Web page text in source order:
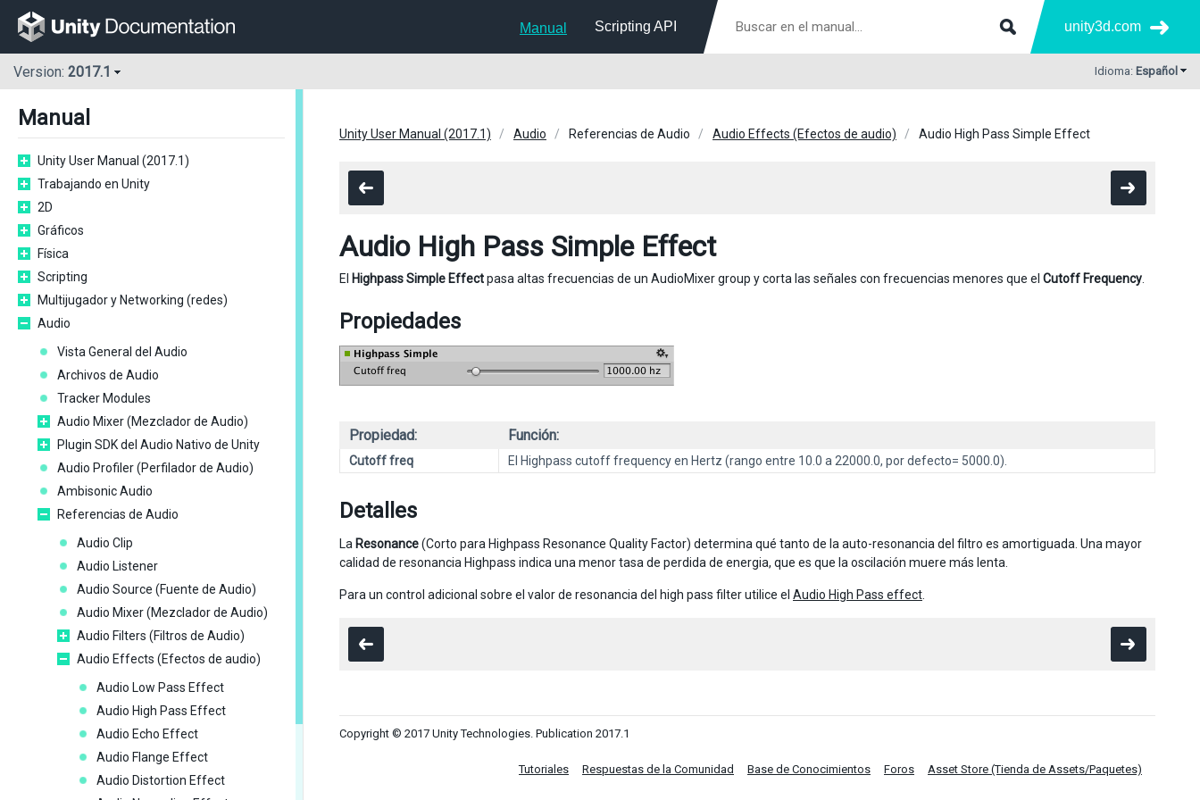
Manual Scripting API unity3d.com
Version: 2017.1 Idioma: Español
Manual
Unity User Manual (2017.1)
Trabajando en Unity
2D
Gráficos
Física
Scripting
Multijugador y Networking (redes)
Audio
Vista General del Audio
Archivos de Audio
Tracker Modules
Audio Mixer (Mezclador de Audio)
Plugin SDK del Audio Nativo de Unity
Audio Profiler (Perfilador de Audio)
Ambisonic Audio
Referencias de Audio
Audio Clip
Audio Listener
Audio Source (Fuente de Audio)
Audio Mixer (Mezclador de Audio)
Audio Filters (Filtros de Audio)
Audio Effects (Efectos de audio)
Audio Low Pass Effect
Audio High Pass Effect
Audio Echo Effect
Audio Flange Effect
Audio Distortion Effect
Unity User Manual (2017.1) Audio Referencias de Audio Audio Effects (Efectos de audio) Audio High Pass Simple Effect
Audio High Pass Simple Effect
El Highpass Simple Effectpasa altas frecuencias de un AudioMixer group y corta las señales con frecuencias menores que el Cutoff Frequency
Propiedades
Propiedad: Función:
Cutoff freq El Highpass cutoff frequency en Hertz (rango entre 10.0 a 22000.0, por defecto= 5000.0).
Detalles
La Resonance(Corto para Highpass Resonance Quality Factor) determina qué tanto de la auto-resonancia del filtro es amortiguada. Una mayor
calidad de resonancia Highpass indica una menor tasa de perdida de energia, que es que la oscilación muere más lenta.
Para un control adicional sobre el valor de resonancia del high pass filter utilice el Audio High Pass effect
Copyright © 2017 Unity Technologies. Publication 2017.1
Tutoriales Respuestas de la Comunidad Base de Conocimientos Foros Asset Store (Tienda de Assets/Paquetes)